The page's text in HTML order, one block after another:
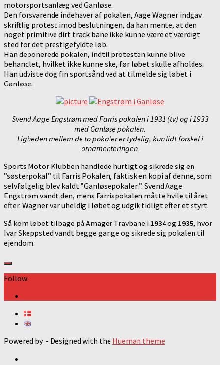
motorsportsanlæg ved Ganløse.
Den forsvarende indehaver af pokalen, Aage Wagner indgav
skriftlig protest imod beslutningen, da han mente, at den
noget primitive dirt track bane ikke kunne være et værdigt
sted for det prestigefyldte løb.
Han deponerede pokalen, indtil protesten kunne blive
behandlet, hvilket ikke kunne ske, før løbet skulle afholdes.
Han udviste dog fin sportsånd ved at tilmelde sig løbet i
Ganløse.
Svend Aage Engstrøm med Farris pokalen i 1931 (tv) og i 1933
med Ganløse pokalen.
Ligheden mellem de to pokaler er tydelig, kun lidt forskel i
ornamenteringen.
Sports Motor Klubben handlede hurtigt og sikrede sig en
”søsterpokal” til Farris Pokalen, faktisk en kopi af denne, som
selvfølgelig blev kaldt ”Ganløsepokalen”. Svend Aage
Engstrøm vandt den, mens Farrispokalen måtte hvile til året
efter. Wagner var uheldig i løbet og udgik tidligt efter et styrt.
Så kom løbet tilbage på Amager Travbane i 1934og 1935, hvor
Ivar Skeppsted vandt begge gange og sikrede sig pokalen til
ejendom.
Follow:
Powered by - Designed with the Hueman theme